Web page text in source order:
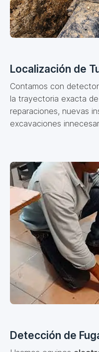
Localización de
Contamos con
la trayectoria exacta
reparaciones, nuevas
excavaciones
Detección de